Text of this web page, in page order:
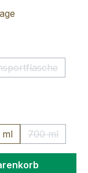
ist zurzeit nicht
(Diese Option ist
ml 700 ml
(Diese